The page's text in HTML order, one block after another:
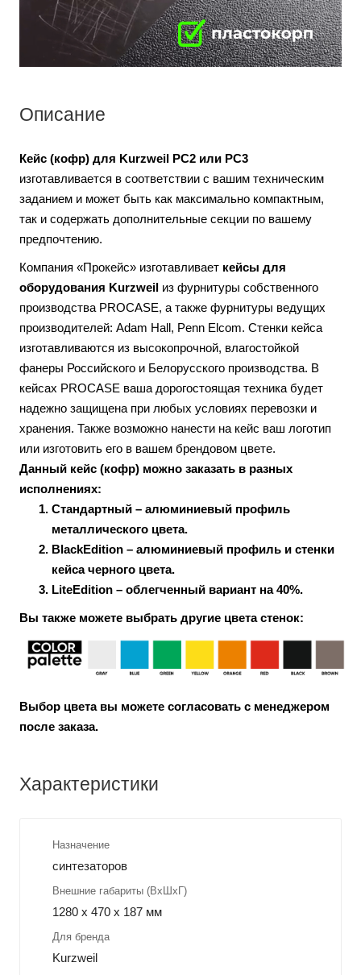
Описание
Кейс (кофр) для Kurzweil PC2 или PC3
изготавливается в соответствии с вашим техническим
заданием и может быть как максимально компактным,
так и содержать дополнительные секции по вашему
предпочтению.
Компания «Прокейс» изготавливает кейсы для
оборудования Kurzweil из фурнитуры собственного
производства PROCASE, а также фурнитуры ведущих
производителей: Adam Hall, Penn Elcom. Стенки кейса
изготавливаются из высокопрочной, влагостойкой
фанеры Российского и Белорусского производства. В
кейсах PROCASE ваша дорогостоящая техника будет
надежно защищена при любых условиях перевозки и
хранения. Также возможно нанести на кейс ваш логотип
или изготовить его в вашем брендовом цвете.
Данный кейс (кофр) можно заказать в разных
исполнениях:
Стандартный – алюминиевый профиль
металлического цвета.
BlackEdition – алюминиевый профиль и стенки
кейса черного цвета.
LiteEdition – облегченный вариант на 40%.
Вы также можете выбрать другие цвета стенок:
Выбор цвета вы можете согласовать с менеджером
после заказа.
Характеристики
Назначение
синтезаторов
Внешние габариты (ВхШхГ)
1280 x 470 x 187 мм
Для бренда
Kurzweil